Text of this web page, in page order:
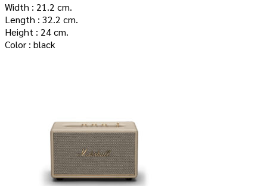
Width : 21.2 cm.
Length : 32.2 cm.
Height : 24 cm.
Color : black